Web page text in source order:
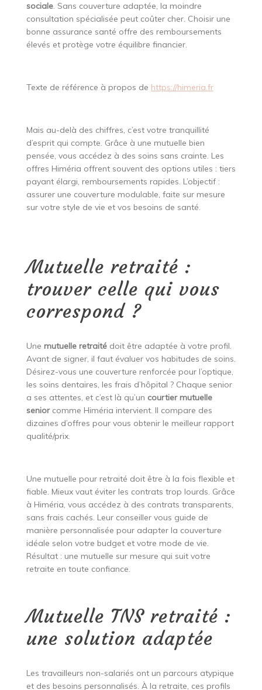
sociale. Sans couverture adaptée, la moindre
consultation spécialisée peut coûter cher. Choisir une
bonne assurance santé offre des remboursements
élevés et protège votre équilibre financier.
Texte de référence à propos de https://himeria.fr
Mais au-delà des chiffres, c’est votre tranquillité
d’esprit qui compte. Grâce à une mutuelle bien
pensée, vous accédez à des soins sans crainte. Les
offres Himéria offrent souvent des options utiles : tiers
payant élargi, remboursements rapides. L’objectif :
assurer une couverture modulable, faite sur mesure
sur votre style de vie et vos besoins de santé.
Mutuelle retraité :
trouver celle qui vous
correspond ?
Une mutuelle retraitédoit être adaptée à votre profil.
Avant de signer, il faut évaluer vos habitudes de soins.
Désirez-vous une couverture renforcée pour l’optique,
les soins dentaires, les frais d’hôpital ? Chaque senior
a ses attentes, et c’est là qu’un courtier mutuelle
seniorcomme Himéria intervient. Il compare des
dizaines d’offres pour vous obtenir le meilleur rapport
qualité/prix.
Une mutuelle pour retraité doit être à la fois flexible et
fiable. Mieux vaut éviter les contrats trop lourds. Grâce
à Himéria, vous accédez à des contrats transparents,
sans frais cachés. Leur conseiller vous guide de
manière personnalisée pour adapter la couverture
idéale selon votre budget et votre mode de vie.
Résultat : une mutuelle sur mesure qui suit votre
retraite en toute confiance.
Mutuelle TNS retraité :
une solution adaptée
Les travailleurs non-salariés ont un parcours atypique
et des besoins personnalisés. À la retraite, ces profils